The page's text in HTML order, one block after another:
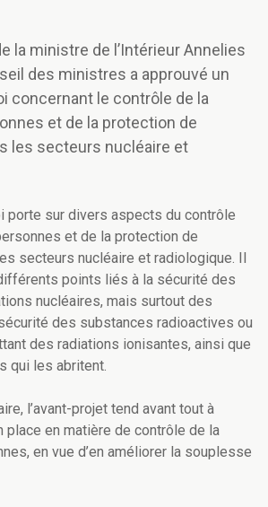
la ministre de l’Intérieur Annelies
des ministres a approuvé un
concernant le contrôle de la
et de la protection de
les secteurs nucléaire et
porte sur divers aspects du contrôle
et de la protection de
secteurs nucléaire et radiologique. Il
points liés à la sécurité des
nucléaires, mais surtout des
des substances radioactives ou
des radiations ionisantes, ainsi que
qui les abritent.
l’avant-projet tend avant tout à
place en matière de contrôle de la
en vue d’en améliorer la souplesse